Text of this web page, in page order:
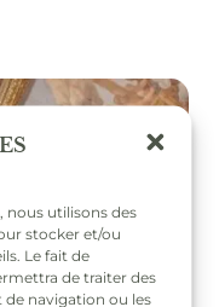
nous utilisons des
stocker et/ou
Le fait de
de traiter des
navigation ou les